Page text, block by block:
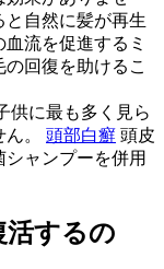
と自然に髪が再生
流を促進するミ
回復を助けるこ
供に最も多く見ら
。 頭部白癬 頭皮
ャンプーを併用
活するの